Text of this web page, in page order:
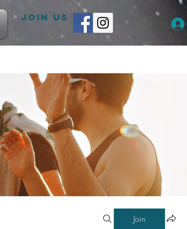
JOIN US
Join